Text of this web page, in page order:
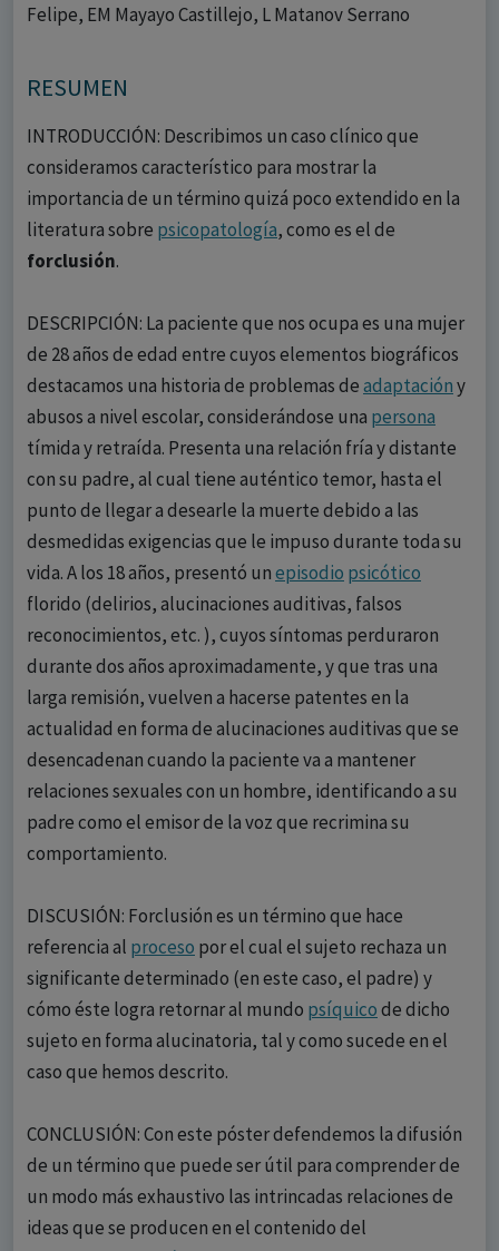
Felipe, EM Mayayo Castillejo, L Matanov Serrano
RESUMEN
INTRODUCCIÓN: Describimos un caso clínico que
consideramos característico para mostrar la
importancia de un término quizá poco extendido en la
literatura sobre psicopatología, como es el de
forclusión.
DESCRIPCIÓN: La paciente que nos ocupa es una mujer
de 28 años de edad entre cuyos elementos biográficos
destacamos una historia de problemas deadaptacióny
abusos a nivel escolar, considerándose una persona
tímida y retraída. Presenta una relación fría y distante
con su padre, al cual tiene auténtico temor, hasta el
punto de llegar a desearle la muerte debido a las
desmedidas exigencias que le impuso durante toda su
vida. A los 18 años, presentó unepisodio psicótico
florido (delirios, alucinaciones auditivas, falsos
reconocimientos, etc. ), cuyos síntomas perduraron
durante dos años aproximadamente, y que tras una
larga remisión, vuelven a hacerse patentes en la
actualidad en forma de alucinaciones auditivas que se
desencadenan cuando la paciente va a mantener
relaciones sexuales con un hombre, identificando a su
padre como el emisor de la voz que recrimina su
comportamiento.
DISCUSIÓN: Forclusión es un término que hace
referencia al proceso por el cual el sujeto rechaza un
significante determinado (en este caso, el padre) y
cómo éste logra retornar al mundo psíquicode dicho
sujeto en forma alucinatoria, tal y como sucede en el
caso que hemos descrito.
CONCLUSIÓN: Con este póster defendemos la difusión
de un término que puede ser útil para comprender de
un modo más exhaustivo las intrincadas relaciones de
ideas que se producen en el contenido del